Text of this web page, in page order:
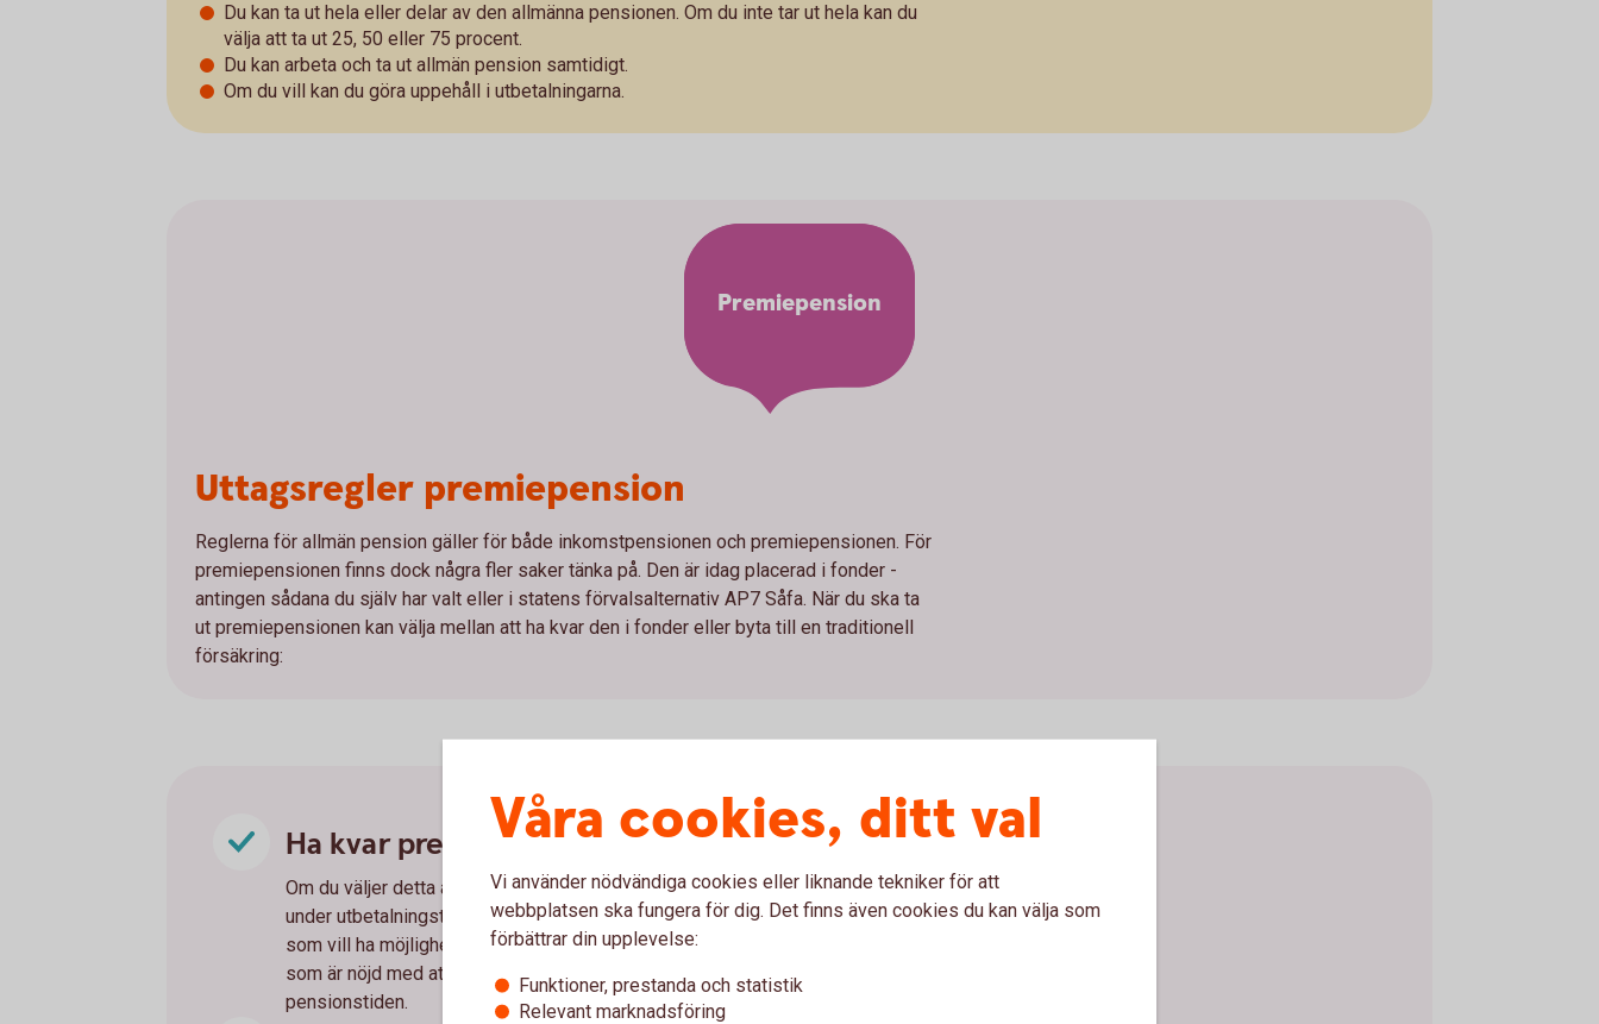
Du kan ta ut hela eller delar av den allmänna pensionen. Om du inte tar ut hela kan du
välja att ta ut 25, 50 eller 75 procent.
Du kan arbeta och ta ut allmän pension samtidigt.
Om du vill kan du göra uppehåll i utbetalningarna.
Premiepension
Uttagsregler premiepension
Reglerna för allmän pension gäller för både inkomstpensionen och premiepensionen. För
premiepensionen finns dock några fler saker tänka på. Den är idag placerad i fonder -
antingen sådana du själv har valt eller i statens förvalsalternativ AP7 Såfa. När du ska ta
ut premiepensionen kan välja mellan att ha kvar den i fonder eller byta till en traditionell
försäkring:
Ha kvar premiepension i fonder
Om du väljer detta alternativ kan du själv påverka vilken fond eller vilka fonder du har
under utbetalningstiden. Att ha kvar premiepensionen i fonder/fondförsäkring passar dig
som vill ha möjlighet att välja fonder och risknivå själv. Det är också ett alternativ för dig
som är nöjd med att ha AP7 Såfa – en fond där risken minskar successivt under hela
pensionstiden.
Våra cookies, ditt val
Vi använder nödvändiga cookies eller liknande tekniker för att
webbplatsen ska fungera för dig. Det finns även cookies du kan välja som
förbättrar din upplevelse:
Funktioner, prestanda och statistik
Relevant marknadsföring